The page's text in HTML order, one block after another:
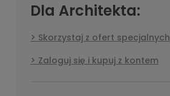
Dla Architekta:
Skorzystaj z ofert specjalnych
Zaloguj się i kupuj z kontem